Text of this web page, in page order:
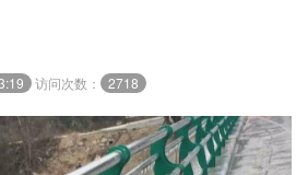
访问次数： 2718